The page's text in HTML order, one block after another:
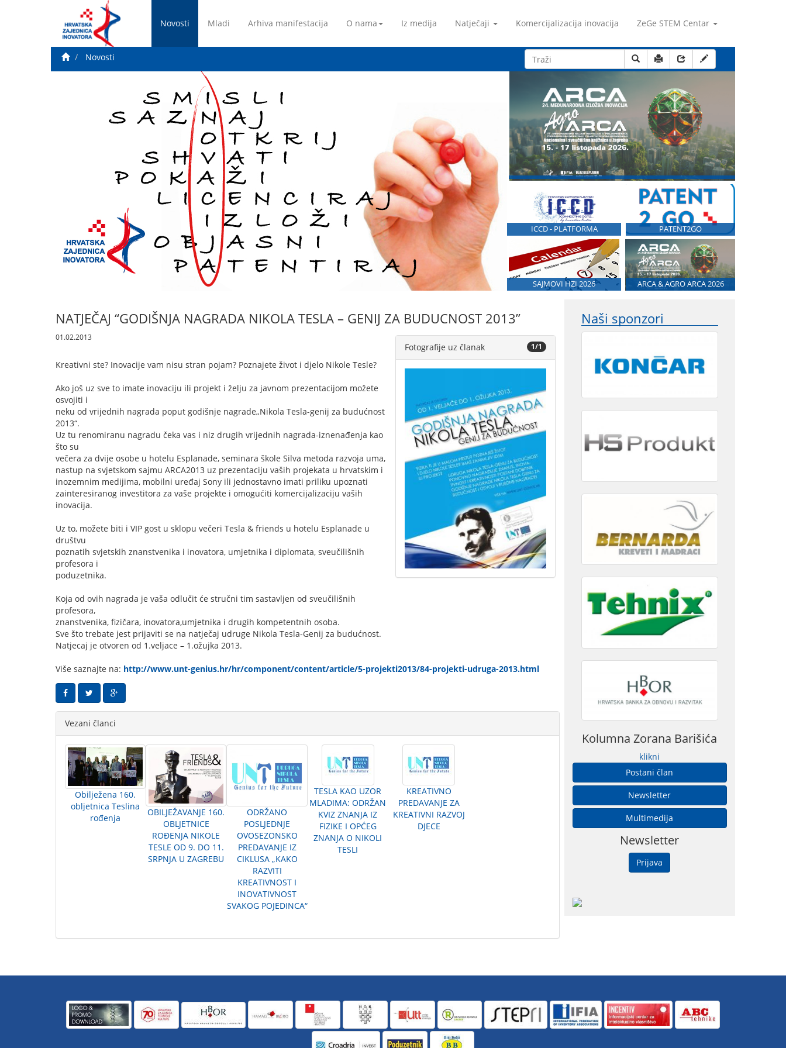
Novosti Mladi Arhiva manifestacija O nama Iz medija Natječaji Komercijalizacija inovacija ZeGe STEM Centar
Novosti
ICCD - PLATFORMA PATENT2GO
SAJMOVI HZI 2026 ARCA & AGRO ARCA 2026
​NATJEČAJ “GODIŠNJA NAGRADA NIKOLA TESLA – GENIJ ZA BUDUCNOST 2013”
Fotografije uz članak 1/1
01.02.2013
Kreativni ste? Inovacije vam nisu stran pojam? Poznajete život i djelo Nikole Tesle?
Ako još uz sve to imate inovaciju ili projekt i želju za javnom prezentacijom možete
osvojiti i
neku od vrijednih nagrada poput godišnje nagrade„Nikola Tesla-genij za budućnost
2013“.
Uz tu renomiranu nagradu čeka vas i niz drugih vrijednih nagrada-iznenađenja kao
što su
večera za dvije osobe u hotelu Esplanade, seminara škole Silva metoda razvoja uma,
nastup na svjetskom sajmu ARCA2013 uz prezentaciju vaših projekata u hrvatskim i
inozemnim medijima, mobilni uređaj Sony ili jednostavno imati priliku upoznati
zainteresiranog investitora za vaše projekte i omogućiti komercijalizaciju vaših
inovacija.
Uz to, možete biti i VIP gost u sklopu večeri Tesla & friends u hotelu Esplanade u
društvu
poznatih svjetskih znanstvenika i inovatora, umjetnika i diplomata, sveučilišnih
profesora i
poduzetnika.
Koja od ovih nagrada je vaša odlučit će stručni tim sastavljen od sveučilišnih
profesora,
znanstvenika, fizičara, inovatora,umjetnika i drugih kompetentnih osoba.
Sve što trebate jest prijaviti se na natječaj udruge Nikola Tesla-Genij za budućnost.
Natjecaj je otvoren od 1.veljace – 1.ožujka 2013.
Više saznajte na: http://www.unt-genius.hr/hr/component/content/article/5-projekti2013/84-projekti-udruga-2013.html
Vezani članci
Obilježena 160.
obljetnica Teslina
rođenja
OBILJEŽAVANJE 160.
OBLJETNICE
ROĐENJA NIKOLE
TESLE OD 9. DO 11.
SRPNJA U ZAGREBU
ODRŽANO
POSLJEDNJE
OVOSEZONSKO
PREDAVANJE IZ
CIKLUSA „KAKO
RAZVITI
KREATIVNOST I
INOVATIVNOST
SVAKOG POJEDINCA“
TESLA KAO UZOR
MLADIMA: ODRŽAN
KVIZ ZNANJA IZ
FIZIKE I OPĆEG
ZNANJA O NIKOLI
TESLI
KREATIVNO
PREDAVANJE ZA
KREATIVNI RAZVOJ
DJECE
Naši sponzori
Kolumna Zorana Barišića
klikni
Postani član
Newsletter
Multimedija
Newsletter
Prijava